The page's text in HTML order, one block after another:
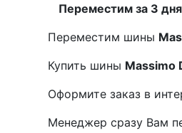
Переместим за 3 дня
Переместим шины
Купить шины Massimo
Оформите заказ в
Менеджер сразу Вам